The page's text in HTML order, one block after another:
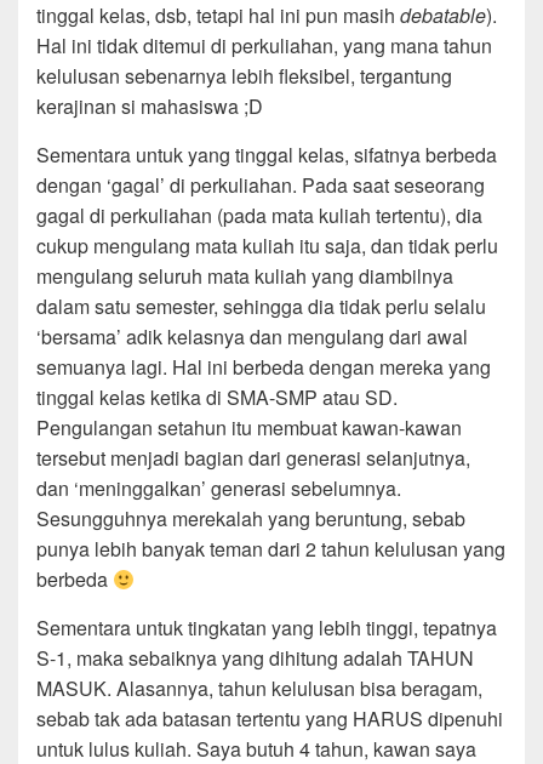
tinggal kelas, dsb, tetapi hal ini pun masih debatable).
Hal ini tidak ditemui di perkuliahan, yang mana tahun
kelulusan sebenarnya lebih fleksibel, tergantung
kerajinan si mahasiswa ;D
Sementara untuk yang tinggal kelas, sifatnya berbeda
dengan ‘gagal’ di perkuliahan. Pada saat seseorang
gagal di perkuliahan (pada mata kuliah tertentu), dia
cukup mengulang mata kuliah itu saja, dan tidak perlu
mengulang seluruh mata kuliah yang diambilnya
dalam satu semester, sehingga dia tidak perlu selalu
‘bersama’ adik kelasnya dan mengulang dari awal
semuanya lagi. Hal ini berbeda dengan mereka yang
tinggal kelas ketika di SMA-SMP atau SD.
Pengulangan setahun itu membuat kawan-kawan
tersebut menjadi bagian dari generasi selanjutnya,
dan ‘meninggalkan’ generasi sebelumnya.
Sesungguhnya merekalah yang beruntung, sebab
punya lebih banyak teman dari 2 tahun kelulusan yang
berbeda
Sementara untuk tingkatan yang lebih tinggi, tepatnya
S-1, maka sebaiknya yang dihitung adalah TAHUN
MASUK. Alasannya, tahun kelulusan bisa beragam,
sebab tak ada batasan tertentu yang HARUS dipenuhi
untuk lulus kuliah. Saya butuh 4 tahun, kawan saya